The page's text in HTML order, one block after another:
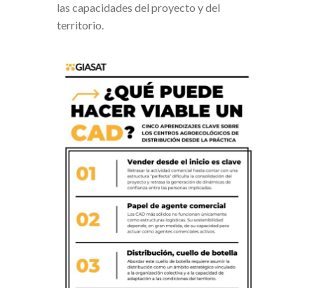
las capacidades del proyecto y del
territorio.